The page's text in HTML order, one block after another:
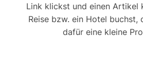
Link klickst und einen Artikel
Reise bzw. ein Hotel buchst,
dafür eine kleine